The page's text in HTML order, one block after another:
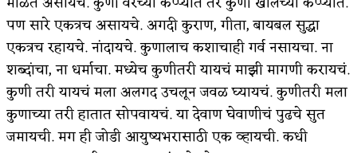
अपूर्ण कथा
बुडीच खटलं – संयुक्त कुटुंब का गरजेचं?
पण सारे एकत्रच असायचे. अगदी कुराण, गीता, बायबल सुद्धा
एकत्रच रहायचे. नांदायचे. कुणालाच कशाचाही गर्व नसायचा. ना
शब्दांचा, ना धर्माचा. मध्येच कुणीतरी यायचं माझी मागणी करायचं.
कुणी तरी यायचं मला अलगद उचलून जवळ घ्यायचं. कुणीतरी मला
कुणाच्या तरी हातात सोपवायचं. या देवाण घेवाणीचं पुढचे सुत
जमायची. मग ही जोडी आयुष्यभरासाठी एक व्हायची. कधी